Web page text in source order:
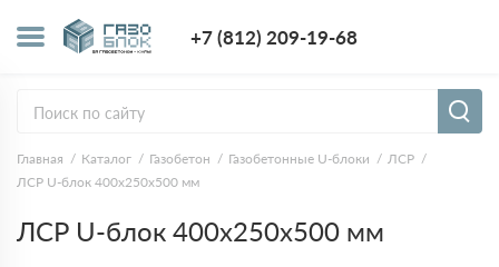
+7 (812) 209-19-68
Главная Каталог Газобетон Газобетонные U-блоки
ЛСР
ЛСР U-блок 400х250х500 мм
ЛСР U-блок 400х250х500 мм